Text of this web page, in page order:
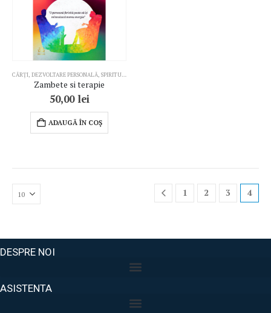
CĂRȚI, DEZVOLTARE PERSONALĂ, SPIRITUALITATE
Zambete si terapie
50,00 lei
ADAUGĂ ÎN COȘ
1 2 3 4
DESPRE NOI
ASISTENTA